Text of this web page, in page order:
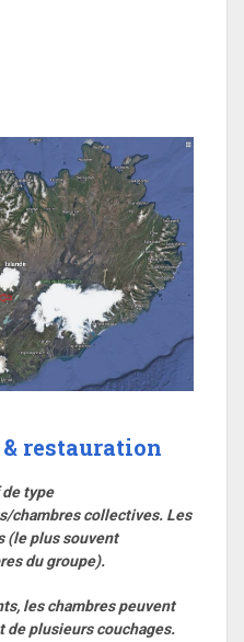
restauration
type
chambres collectives. Les
(le plus souvent
du groupe).
les chambres peuvent
de plusieurs couchages.